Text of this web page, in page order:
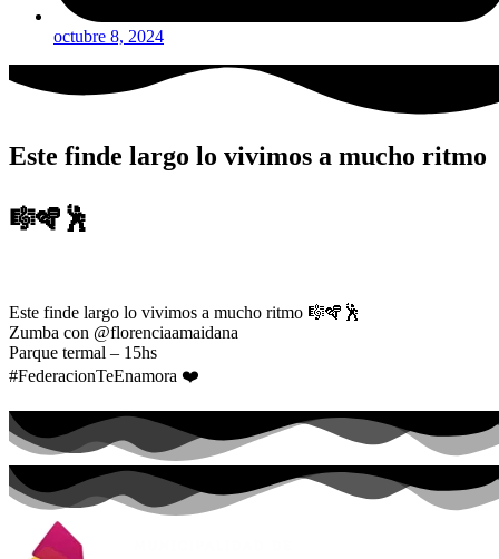
octubre 8, 2024
Este finde largo lo vivimos a mucho ritmo
🎼🪇🕺
Este finde largo lo vivimos a mucho ritmo 🎼🪇🕺
Zumba con @florenciaamaidana
Parque termal – 15hs
#FederacionTeEnamora ❤️